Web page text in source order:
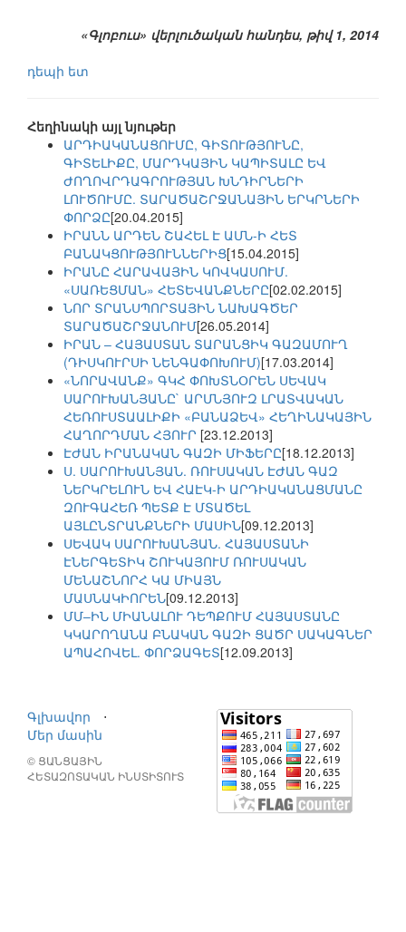
«Գլոբուս» վերլուծական հանդես, թիվ 1, 2014
դեպի ետ
Հեղինակի այլ նյութեր
ԱՐԴԻԱԿԱՆԱՑՈՒՄԸ, ԳԻՏՈՒԹՅՈՒՆԸ,
ԳԻՏԵԼԻՔԸ, ՄԱՐԴԿԱՅԻՆ ԿԱՊԻՏԱԼԸ ԵՎ
ԺՈՂՈՎՐԴԱԳՐՈՒԹՅԱՆ ԽՆԴԻՐՆԵՐԻ
ԼՈՒԾՈՒՄԸ. ՏԱՐԱԾԱՇՐՋԱՆԱՅԻՆ ԵՐԿՐՆԵՐԻ
ՓՈՐՁԸ[20.04.2015]
ԻՐԱՆՆ ԱՐԴԵՆ ՇԱՀԵԼ Է ԱՄՆ-Ի ՀԵՏ
ԲԱՆԱԿՑՈՒԹՅՈՒՆՆԵՐԻՑ[15.04.2015]
ԻՐԱՆԸ ՀԱՐԱՎԱՅԻՆ ԿՈՎԿԱՍՈՒՄ.
«ՍԱՌԵՑՄԱՆ» ՀԵՏԵՎԱՆՔՆԵՐԸ[02.02.2015]
ՆՈՐ ՏՐԱՆՍՊՈՐՏԱՅԻՆ ՆԱԽԱԳԾԵՐ
ՏԱՐԱԾԱՇՐՋԱՆՈՒՄ[26.05.2014]
ԻՐԱՆ – ՀԱՅԱՍՏԱՆ ՏԱՐԱՆՑԻԿ ԳԱԶԱՄՈՒՂ
(ԴԻՍԿՈՒՐՍԻ ՆԵՆԳԱՓՈԽՈՒՄ)[17.03.2014]
«ՆՈՐԱՎԱՆՔ» ԳԿՀ ՓՈԽՏՆՕՐԵՆ ՍԵՎԱԿ
ՍԱՐՈՒԽԱՆՅԱՆԸ` ԱՐՄՆՅՈՒԶ ԼՐԱՏՎԱԿԱՆ
ՀԵՌՈՒՍՏԱԱԼԻՔԻ «ԲԱՆԱՁԵՎ» ՀԵՂԻՆԱԿԱՅԻՆ
ՀԱՂՈՐԴՄԱՆ ՀՅՈՒՐ [23.12.2013]
ԷԺԱՆ ԻՐԱՆԱԿԱՆ ԳԱԶԻ ՄԻՖԵՐԸ[18.12.2013]
Ս. ՍԱՐՈՒԽԱՆՅԱՆ. ՌՈՒՍԱԿԱՆ ԷԺԱՆ ԳԱԶ
ՆԵՐԿՐԵԼՈՒՆ ԵՎ ՀԱԷԿ-Ի ԱՐԴԻԱԿԱՆԱՑՄԱՆԸ
ԶՈՒԳԱՀԵՌ ՊԵՏՔ Է ՄՏԱԾԵԼ
ԱՅԼԸՆՏՐԱՆՔՆԵՐԻ ՄԱՍԻՆ[09.12.2013]
ՍԵՎԱԿ ՍԱՐՈՒԽԱՆՅԱՆ. ՀԱՅԱՍՏԱՆԻ
ԷՆԵՐԳԵՏԻԿ ՇՈՒԿԱՅՈՒՄ ՌՈՒՍԱԿԱՆ
ՄԵՆԱՇՆՈՐՀ ԿԱ ՄԻԱՅՆ
ՄԱՍՆԱԿԻՈՐԵՆ[09.12.2013]
ՄՄ–ԻՆ ՄԻԱՆԱԼՈՒ ԴԵՊՔՈՒՄ ՀԱՅԱՍՏԱՆԸ
ԿԿԱՐՈՂԱՆԱ ԲՆԱԿԱՆ ԳԱԶԻ ՑԱԾՐ ՍԱԿԱԳՆԵՐ
ԱՊԱՀՈՎԵԼ. ՓՈՐՁԱԳԵՏ[12.09.2013]
Գլխավոր
⋅
Մեր մասին
© ՑԱՆՑԱՅԻՆ
ՀԵՏԱԶՈՏԱԿԱՆ ԻՆՍՏԻՏՈՒՏ